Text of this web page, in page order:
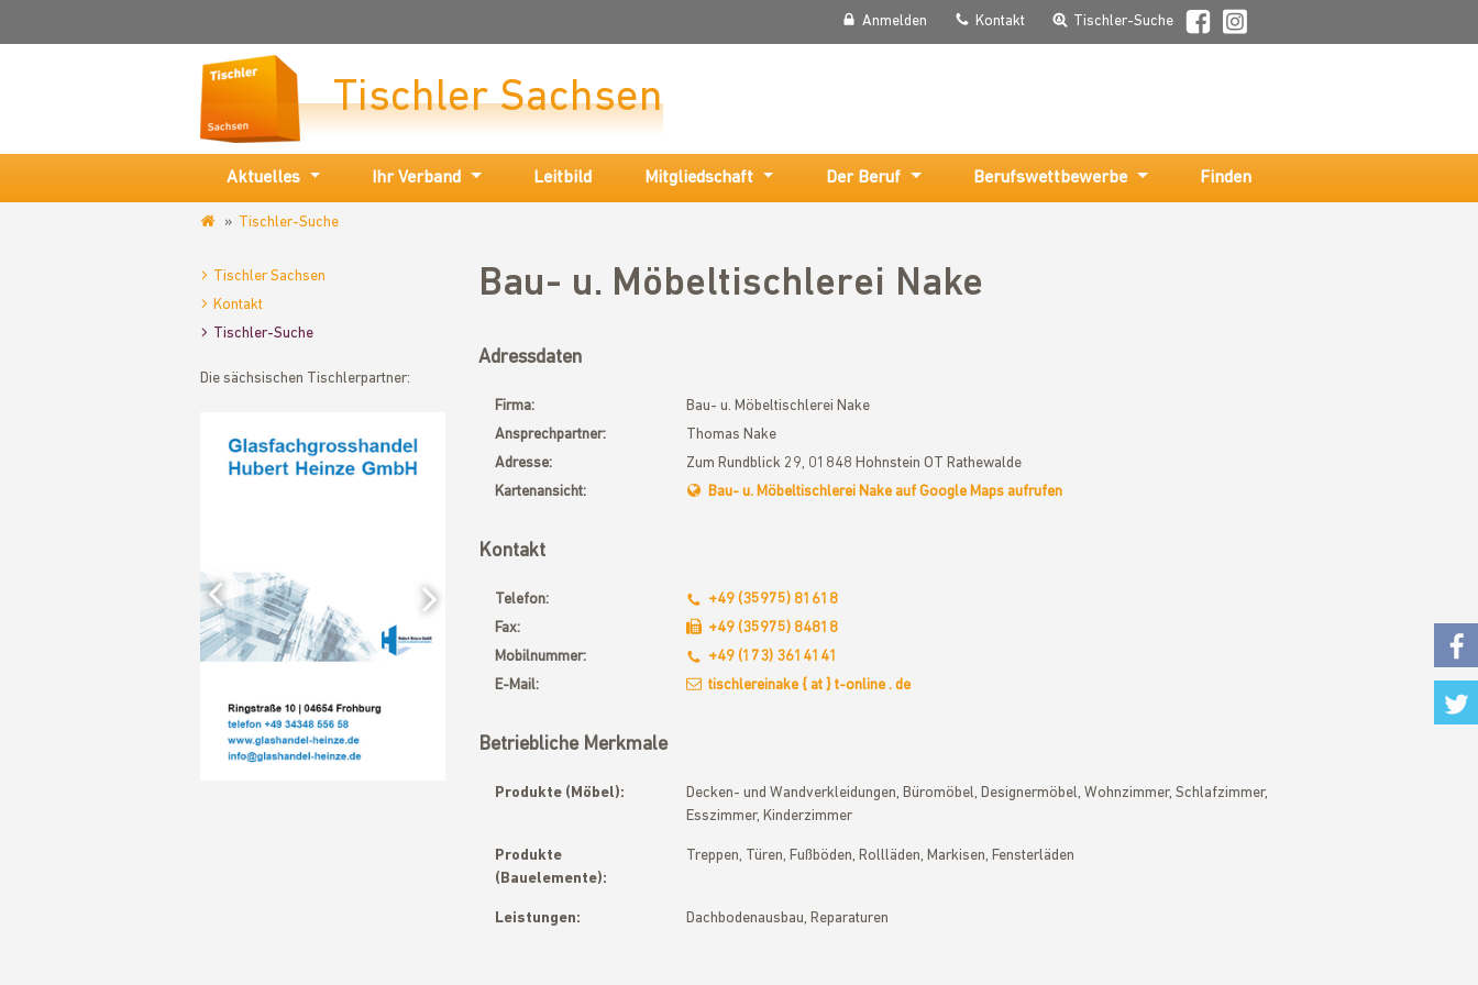
Tischler Sachsen
Anmelden Kontakt Tischler-Suche
Aktuelles Ihr Verband Leitbild Mitgliedschaft Der Beruf Berufswettbewerbe Finden
sachsen.de
Tischler-Suche
Tischler Sachsen
Kontakt
Tischler-Suche
Die sächsischen Tischlerpartner:
Next
Bau- u. Möbeltischlerei Nake
Adressdaten
Firma:
Bau- u. Möbeltischlerei Nake
Ansprechpartner:
Thomas Nake
Adresse:
Zum Rundblick 29, 01848 Hohnstein OT Rathewalde
Kartenansicht:
Bau- u. Möbeltischlerei Nake auf Google Maps aufrufen
Kontakt
Telefon:
+49 (35975) 81618
Fax:
+49 (35975) 84818
Mobilnummer:
+49 (173) 3614141
E-Mail:
tischlereinake { at } t-online . de
Betriebliche Merkmale
Produkte (Möbel):
Decken- und Wandverkleidungen, Büromöbel, Designermöbel, Wohnzimmer, Schlafzimmer,
Esszimmer, Kinderzimmer
Produkte
(Bauelemente):
Treppen, Türen, Fußböden, Rollläden, Markisen, Fensterläden
Leistungen: Dachbodenausbau, Reparaturen